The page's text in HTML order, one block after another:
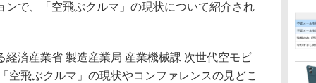
価
ンで、「空飛ぶクルマ」の現状について紹介され
済産業省 製造産業局 産業機械課 次世代空モビ
空飛ぶクルマ」の現状やコンファレンスの見どこ